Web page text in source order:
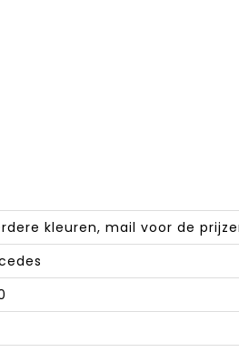
kleuren, mail voor de